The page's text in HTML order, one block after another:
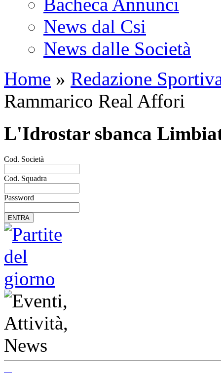
News dal Csi
News dalle Società
Home » Redazione
Rammarico Real Affori
L'Idrostar sbanca
Cod. Società
Cod. Squadra
Password